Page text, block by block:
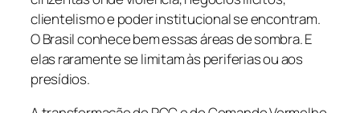
clientelismo e poder institucional se encontram.
O Brasil conhece bem essas áreas de sombra. E
elas raramente se limitam às periferias ou aos
presídios.